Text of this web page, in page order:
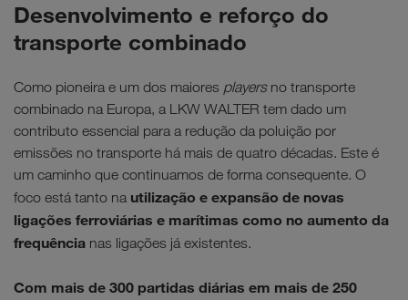
Desenvolvimento e reforço do
transporte combinado
Como pioneira e um dos maiores playersno transporte
combinado na Europa, a LKW WALTER tem dado um
contributo essencial para a redução da poluição por
emissões no transporte há mais de quatro décadas. Este é
um caminho que continuamos de forma consequente. O
foco está tanto na utilização e expansão de novas
ligações ferroviárias e marítimas como no aumento da
frequência nas ligações já existentes.
Com mais de 300 partidas diárias em mais de 250